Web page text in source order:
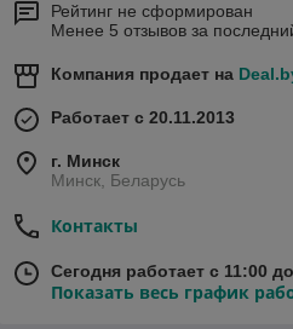
Рейтинг не сформирован
Менее 5 отзывов за
Компания продает на
Работает с 20.11.2013
г. Минск
Минск, Беларусь
Контакты
Сегодня работает с 11:00
Показать весь график